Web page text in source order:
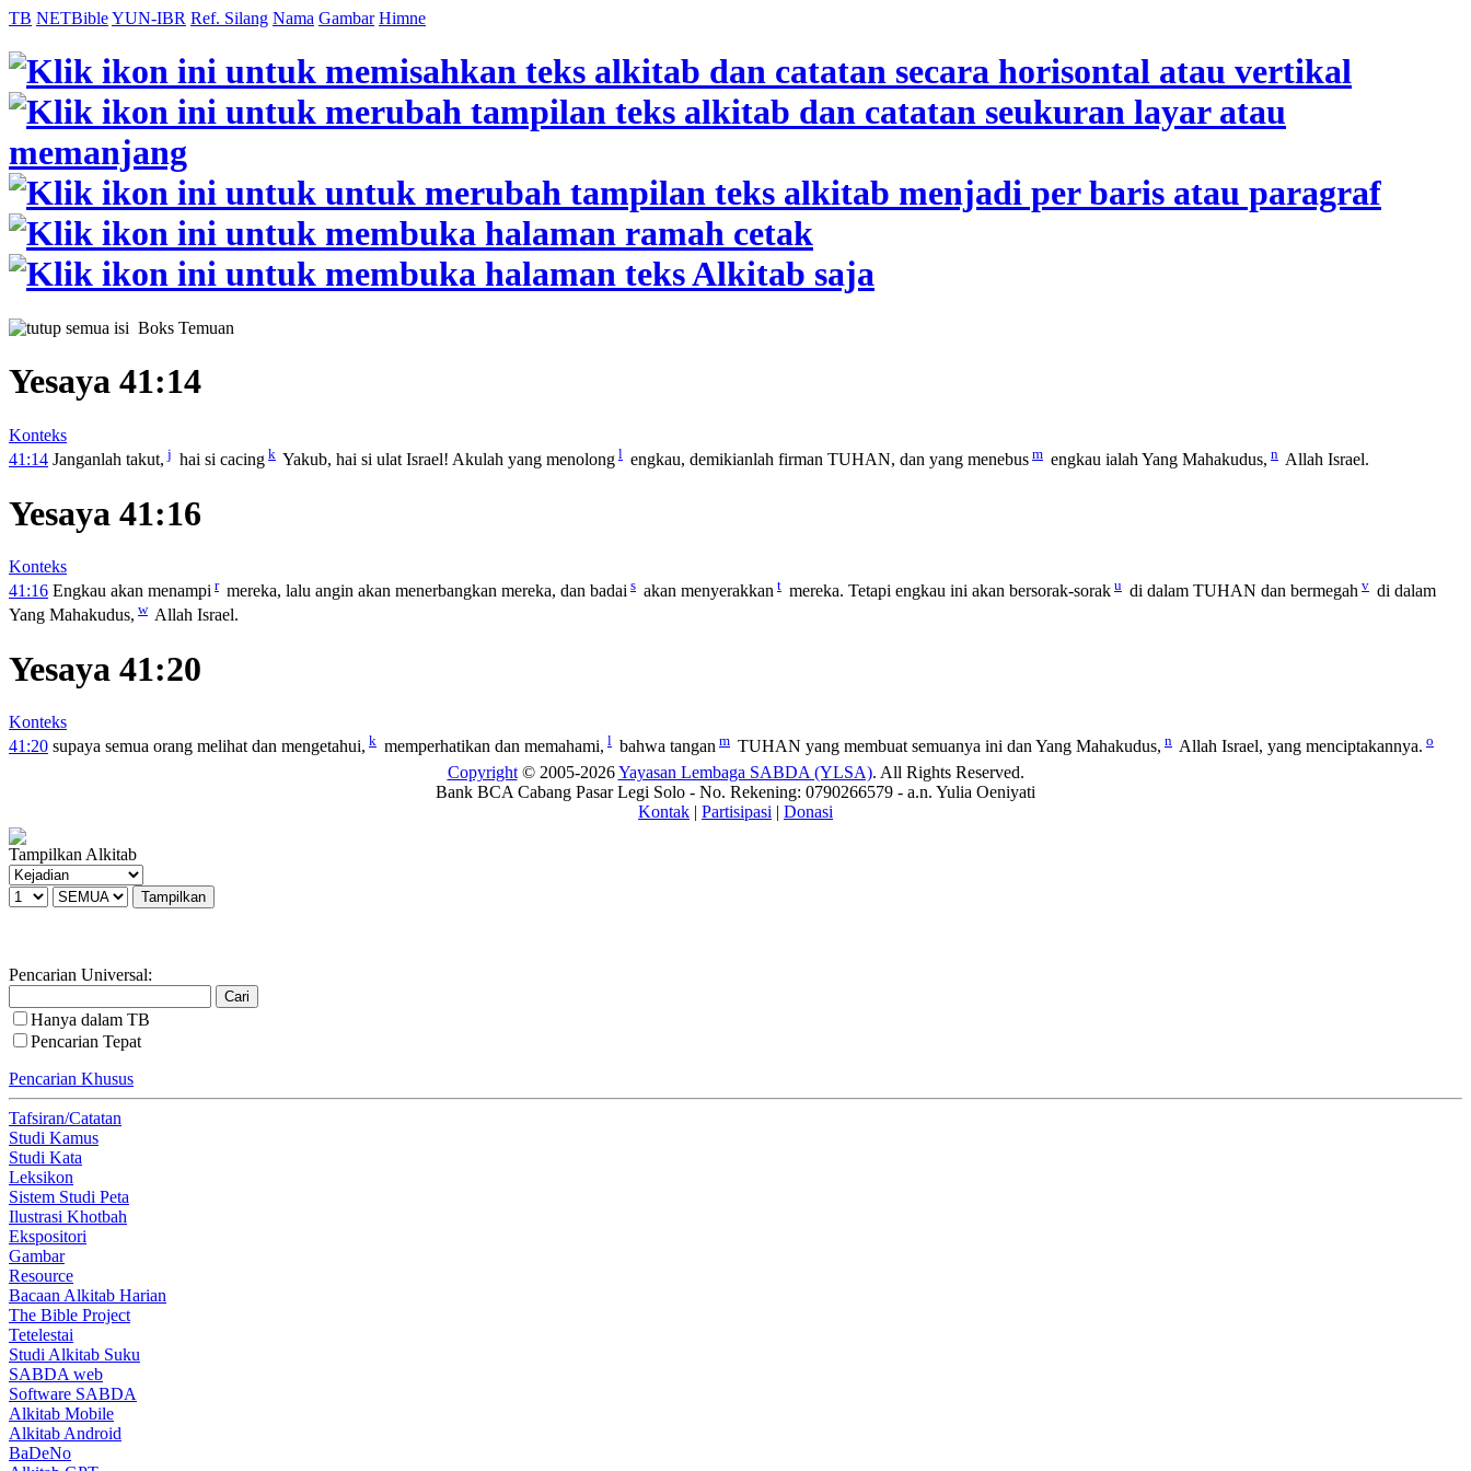
TB NETBibleYUN-IBR Ref. Silang Nama Gambar Himne
Boks Temuan
Yesaya 41:14
Konteks
41:14 Janganlah takut, j hai si cacing k Yakub, hai si ulat Israel! Akulah yang menolong l engkau, demikianlah firman TUHAN, dan yang menebus m engkau ialah Yang Mahakudus, n Allah Israel.
Yesaya 41:16
Konteks
41:16 Engkau akan menampi r mereka, lalu angin akan menerbangkan mereka, dan badai s akan menyerakkan t mereka. Tetapi engkau ini akan bersorak-sorak u di dalam TUHAN dan bermegah v di dalam
Yang Mahakudus, w Allah Israel.
Yesaya 41:20
Konteks
41:20 supaya semua orang melihat dan mengetahui, k memperhatikan dan memahami, l bahwa tangan m TUHAN yang membuat semuanya ini dan Yang Mahakudus, n Allah Israel, yang menciptakannya. o
Copyright© 2005-2026Yayasan Lembaga SABDA (YLSA). All Rights Reserved.
Bank BCA Cabang Pasar Legi Solo - No. Rekening: 0790266579 - a.n. Yulia Oeniyati
Kontak | Partisipasi | Donasi
Tampilkan Alkitab
Pencarian Universal:
Hanya dalam TB
Pencarian Tepat
Pencarian Khusus
Tafsiran/Catatan
Studi Kamus
Studi Kata
Leksikon
Sistem Studi Peta
Ilustrasi Khotbah
Ekspositori
Gambar
Resource
Bacaan Alkitab Harian
The Bible Project
Tetelestai
Studi Alkitab Suku
SABDA web
Software SABDA
Alkitab Mobile
Alkitab Android
BaDeNo